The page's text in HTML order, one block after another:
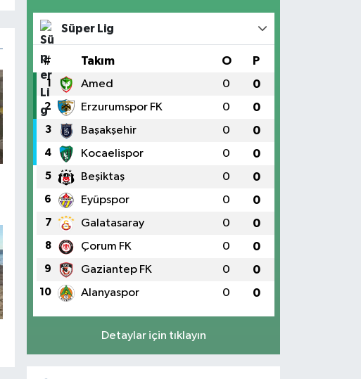
Süper Lig
# Takım O P
1 Amed 0 0
2 Erzurumspor FK 0 0
3 Başakşehir 0 0
4 Kocaelispor 0 0
5 Beşiktaş 0 0
6 Eyüpspor 0 0
7 Galatasaray 0 0
8 Çorum FK 0 0
9 Gaziantep FK 0 0
10 Alanyaspor 0 0
Detaylar için tıklayın